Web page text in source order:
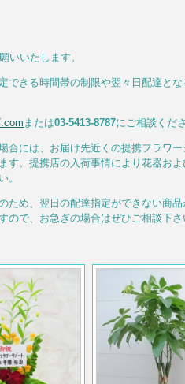
いいたします。
できる時間帯の制限や翌々日配達と
または03-5413-8787にご相談くだ
合には、お届け先近くの提携フラワ
す。提携店の入荷事情により花器お
。
ため、翌日の配達指定ができない商
ので、お急ぎの場合はぜひご相談下さ